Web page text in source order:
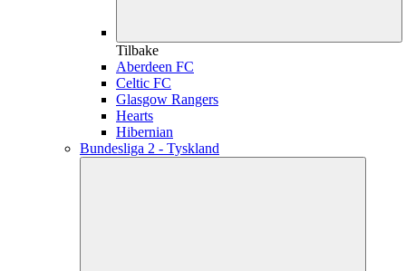
Tilbake
Aberdeen FC
Celtic FC
Glasgow Rangers
Hearts
Hibernian
Bundesliga 2 - Tyskland